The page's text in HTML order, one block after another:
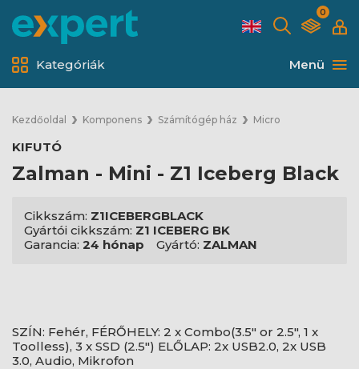
0
Menü
Kategóriák
Kezdőoldal Komponens Számítógép ház Micro
KIFUTÓ
Zalman - Mini - Z1 Iceberg Black
Cikkszám: Z1ICEBERGBLACK
Gyártói cikkszám: Z1 ICEBERG BK
Garancia: 24 hónap Gyártó: ZALMAN
SZÍN: Fehér, FÉRŐHELY: 2 x Combo(3.5" or 2.5", 1 x
Toolless), 3 x SSD (2.5") ELŐLAP: 2x USB2.0, 2x USB
3.0, Audio, Mikrofon